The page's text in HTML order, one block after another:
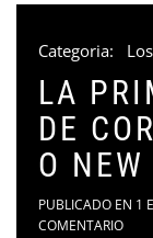
Categoria:
LA
DE
O
PUBLICADO EN 1
COMENTARIO